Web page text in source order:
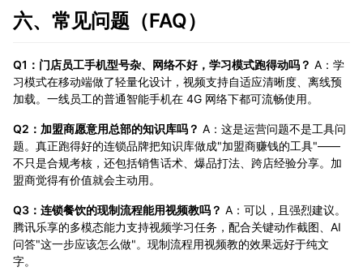
六、常见问题（FAQ）
Q1：门店员工手机型号杂、网络不好，学习模式跑得动吗？ A：学
习模式在移动端做了轻量化设计，视频支持自适应清晰度、离线预
加载。一线员工的普通智能手机在 4G 网络下都可流畅使用。
Q2：加盟商愿意用总部的知识库吗？ A：这是运营问题不是工具问
题。真正跑得好的连锁品牌把知识库做成"加盟商赚钱的工具"——
不只是合规考核，还包括销售话术、爆品打法、跨店经验分享。加
盟商觉得有价值就会主动用。
Q3：连锁餐饮的现制流程能用视频教吗？ A：可以，且强烈建议。
腾讯乐享的多模态能力支持视频学习任务，配合关键动作截图、AI
问答"这一步应该怎么做"。现制流程用视频教的效果远好于纯文
字。